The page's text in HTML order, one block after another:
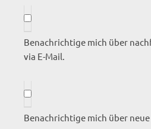
Benachrichtige mich über
via E-Mail.
Benachrichtige mich über